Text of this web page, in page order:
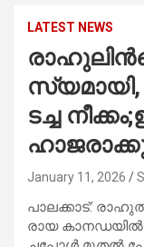
LATEST NEWS
ട​ച്ച
January 11, 2026
പാ​ല​ക്കാ​ട്:
രാ​യ കാ​ന​ഡ​യി​ൽ